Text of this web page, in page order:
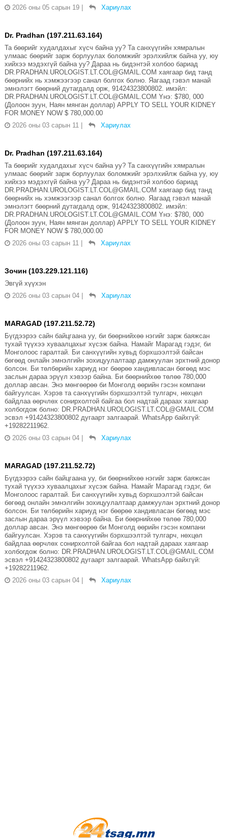
2026 оны 05 сарын 19
Хариулах
Dr. Pradhan (197.211.63.164)
Та бөөрийг худалдахыг хүсч байна уу? Та санхүүгийн хямралын
улмаас бөөрийг зарж борлуулах боломжийг эрэлхийлж байна уу, юу
хийхээ мэдэхгүй байна уу? Дараа нь бидэнтэй холбоо бариад
DR.PRADHAN.UROLOGIST.LT.COL@GMAIL.COM хаягаар бид танд
бөөрнийх нь хэмжээгээр санал болгох болно. Яагаад гэвэл манай
эмнэлэгт бөөрний дутагдалд орж, 91424323800802. имэйл:
DR.PRADHAN.UROLOGIST.LT.COL@GMAIL.COM Yнэ: $780, 000
(Долоон зуун, Наян мянган доллар) APPLY TO SELL YOUR KIDNEY
FOR MONEY NOW $ 780,000.00
2026 оны 03 сарын 11
Хариулах
Dr. Pradhan (197.211.63.164)
Та бөөрийг худалдахыг хүсч байна уу? Та санхүүгийн хямралын
улмаас бөөрийг зарж борлуулах боломжийг эрэлхийлж байна уу, юу
хийхээ мэдэхгүй байна уу? Дараа нь бидэнтэй холбоо бариад
DR.PRADHAN.UROLOGIST.LT.COL@GMAIL.COM хаягаар бид танд
бөөрнийх нь хэмжээгээр санал болгох болно. Яагаад гэвэл манай
эмнэлэгт бөөрний дутагдалд орж, 91424323800802. имэйл:
DR.PRADHAN.UROLOGIST.LT.COL@GMAIL.COM Yнэ: $780, 000
(Долоон зуун, Наян мянган доллар) APPLY TO SELL YOUR KIDNEY
FOR MONEY NOW $ 780,000.00
2026 оны 03 сарын 11
Хариулах
Зочин (103.229.121.116)
Эвгүй хүүхэн
2026 оны 03 сарын 04
Хариулах
MARAGAD (197.211.52.72)
Бүгдээрээ сайн байцгаана уу, би бөөрнийхөө нэгийг зарж баяжсан
тухай түүхээ хуваалцахыг хүсэж байна. Намайг Марагад гэдэг, би
Монголоос гаралтай. Би санхүүгийн хувьд бэрхшээлтэй байсан
бөгөөд онлайн эмнэлгийн зохицуулалтаар дамжуулан эрхтний донор
болсон. Би төлбөрийн хариуд нэг бөөрөө хандивласан бөгөөд мэс
заслын дараа эрүүл хэвээр байна. Би бөөрнийхөө төлөө 780,000
доллар авсан. Энэ мөнгөөрөө би Монголд өөрийн гэсэн компани
байгуулсан. Хэрэв та санхүүгийн бэрхшээлтэй тулгарч, нөхцөл
байдлаа өөрчлөх сонирхолтой байгаа бол надтай дараах хаягаар
холбогдож болно: DR.PRADHAN.UROLOGIST.LT.COL@GMAIL.COM
эсвэл +91424323800802 дугаарт залгаарай. WhatsApp байхгүй:
+19282211962.
2026 оны 03 сарын 04
Хариулах
MARAGAD (197.211.52.72)
Бүгдээрээ сайн байцгаана уу, би бөөрнийхөө нэгийг зарж баяжсан
тухай түүхээ хуваалцахыг хүсэж байна. Намайг Марагад гэдэг, би
Монголоос гаралтай. Би санхүүгийн хувьд бэрхшээлтэй байсан
бөгөөд онлайн эмнэлгийн зохицуулалтаар дамжуулан эрхтний донор
болсон. Би төлбөрийн хариуд нэг бөөрөө хандивласан бөгөөд мэс
заслын дараа эрүүл хэвээр байна. Би бөөрнийхөө төлөө 780,000
доллар авсан. Энэ мөнгөөрөө би Монголд өөрийн гэсэн компани
байгуулсан. Хэрэв та санхүүгийн бэрхшээлтэй тулгарч, нөхцөл
байдлаа өөрчлөх сонирхолтой байгаа бол надтай дараах хаягаар
холбогдож болно: DR.PRADHAN.UROLOGIST.LT.COL@GMAIL.COM
эсвэл +91424323800802 дугаарт залгаарай. WhatsApp байхгүй:
+19282211962.
2026 оны 03 сарын 04
Хариулах